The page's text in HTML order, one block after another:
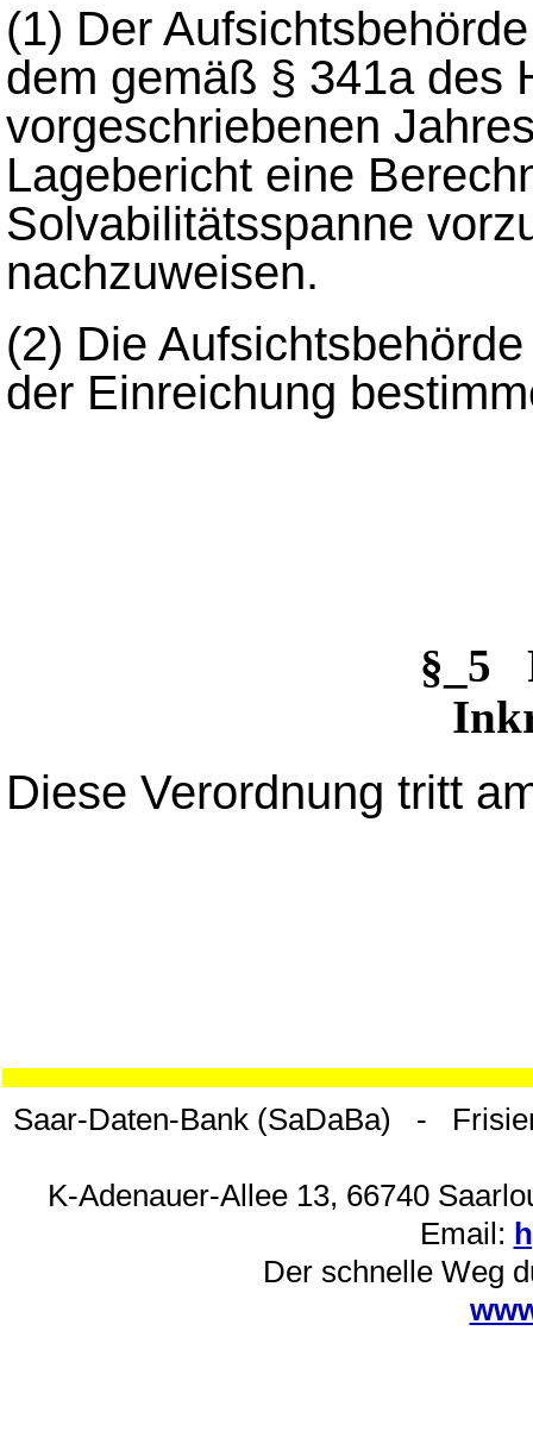
(1) Der
dem gemäß § 341a des
vorgeschriebenen
Lagebericht eine
Solvabilitätsspanne
nachzuweisen.
(2) Die
der Einreichung
§_5
Diese Verordnung tritt
Saar-Daten-Bank (SaDaBa) -
K-Adenauer-Allee 13, 66740
Email:
Der schnelle Weg